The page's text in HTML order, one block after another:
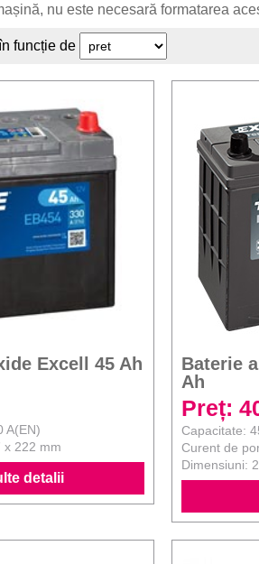
nu este necesară formatarea
funcție de
Excell 45 Ah
A(EN)
x 222 mm
detalii
Baterie
Ah
Preț:
Capacitate:
Curent de
Dimensiuni: